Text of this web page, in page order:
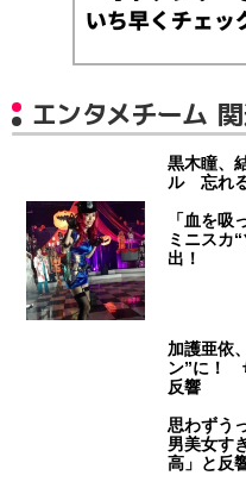
エンタメチーム
黒木瞳、
ル 忘れる
「血を
ミニスカ
出！
加護亜依
ン”に！
反響
思わずう
男美女す
高」と反